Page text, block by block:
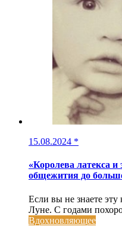
15.08.2024 *
«Королева латекса
общежития до
Если вы не знаете эту
Луне. С годами
Вдохновляющее